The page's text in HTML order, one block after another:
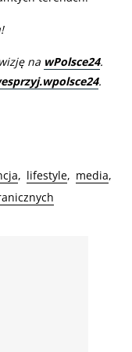
na wPolsce24.
.
lifestyle
media